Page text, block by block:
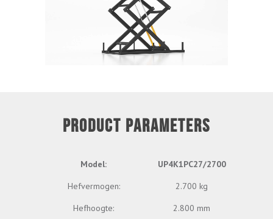
PRODUCT PARAMETERS
Model:
UP4K1PC27/2700
Hefvermogen:
2.700 kg
Hefhoogte:
2.800 mm